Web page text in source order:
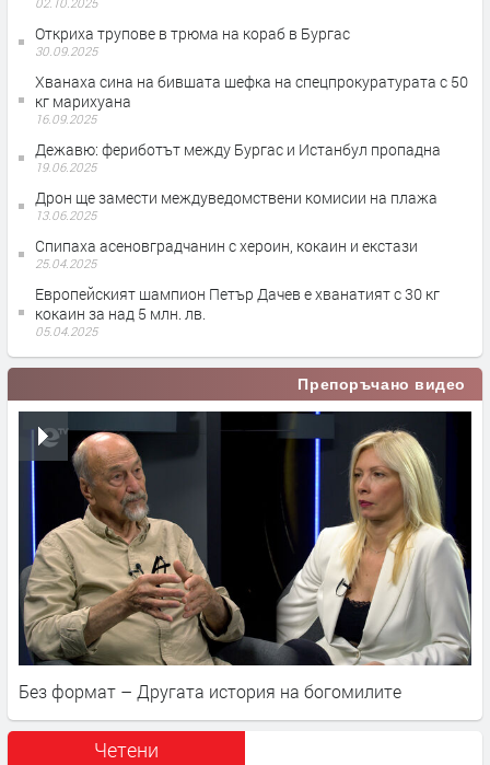
Откриха трупове в трюма на кораб в Бургас
30.09.2025
Хванаха сина на бившата шефка на спецпрокуратурата с 50
кг марихуана
16.09.2025
Дежавю: фериботът между Бургас и Истанбул пропадна
19.06.2025
Дрон ще замести междуведомствени комисии на плажа
13.06.2025
Спипаха асеновградчанин с хероин, кокаин и екстази
25.04.2025
Европейският шампион Петър Дачев е хванатият с 30 кг
кокаин за над 5 млн. лв.
05.04.2025
Препоръчано видео
Без формат – Другата история на богомилите
Четени